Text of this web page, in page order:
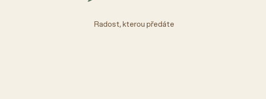
Radost, kterou předáte